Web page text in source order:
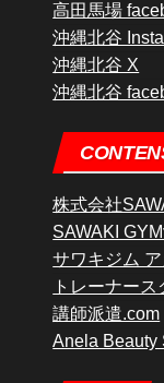
高田馬場
沖縄北谷
沖縄北谷 X
沖縄北谷
株式会社
SAWAKI
サワキジム
トレーナース
講師派遣.com
Anela Beauty